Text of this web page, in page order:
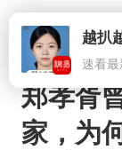
速看
郑孝胥
家，为